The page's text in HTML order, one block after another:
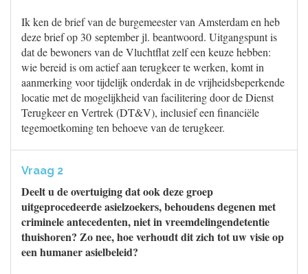
Ik ken de brief van de burgemeester van Amsterdam en heb
deze brief op 30 september jl. beantwoord. Uitgangspunt is
dat de bewoners van de Vluchtflat zelf een keuze hebben:
wie bereid is om actief aan terugkeer te werken, komt in
aanmerking voor tijdelijk onderdak in de vrijheidsbeperkende
locatie met de mogelijkheid van facilitering door de Dienst
Terugkeer en Vertrek (DT&V), inclusief een financiële
tegemoetkoming ten behoeve van de terugkeer.
Vraag 2
Deelt u de overtuiging dat ook deze groep
uitgeprocedeerde asielzoekers, behoudens degenen met
criminele antecedenten, niet in vreemdelingendetentie
thuishoren? Zo nee, hoe verhoudt dit zich tot uw visie op
een humaner asielbeleid?